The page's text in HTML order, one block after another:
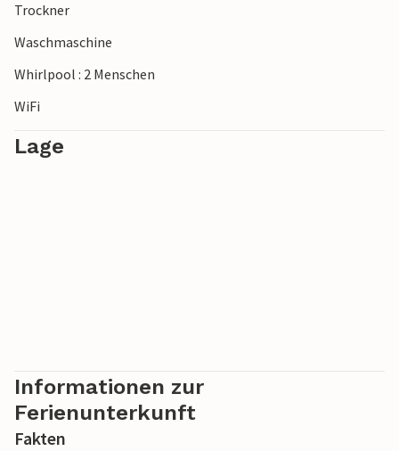
Trockner
Waschmaschine
Whirlpool : 2 Menschen
WiFi
Lage
Informationen zur
Ferienunterkunft
Fakten